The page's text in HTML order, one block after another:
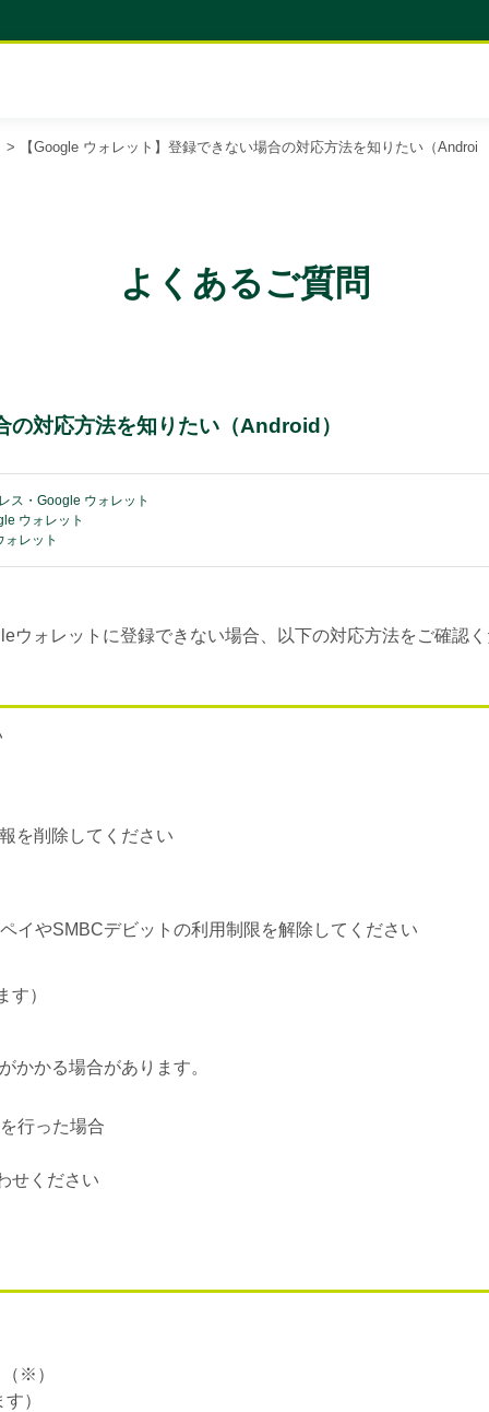
> 【Google ウォレット】登録できない場合の対応方法を知りたい（Androi
よくあるご質問
対応方法を知りたい（Android）
ス・Google ウォレット
ウォレット
レット
ォレットに登録できない場合、以下の対応方法をご確認く
を削除してください
イやSMBCデビットの利用制限を解除してください
す）
かかる場合があります。
行った場合
せください
（※）
）